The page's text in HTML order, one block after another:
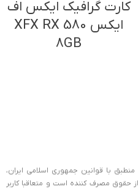
گرافیک
کارت گرافیک ایکس اف
ایکس XFX RX 580
8GB
با قوانین جمهوری اسلامی ایران،
حقوق مصرف کننده است و متعاقبا کاربر